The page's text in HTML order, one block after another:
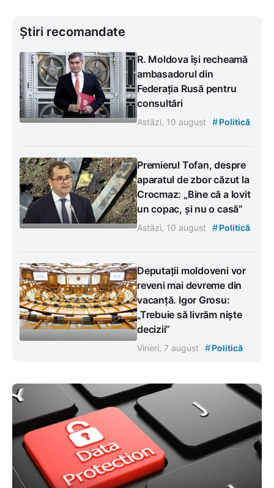
Știri recomandate
R. Moldova își recheamă
ambasadorul din
Federația Rusă pentru
consultări
Astăzi, 10 august #Politică
Premierul Tofan, despre
aparatul de zbor căzut la
Crocmaz: „Bine că a lovit
un copac, și nu o casă”
Astăzi, 10 august #Politică
Deputații moldoveni vor
reveni mai devreme din
vacanță. Igor Grosu:
„Trebuie să livrăm niște
decizii”
Vineri, 7 august #Politică